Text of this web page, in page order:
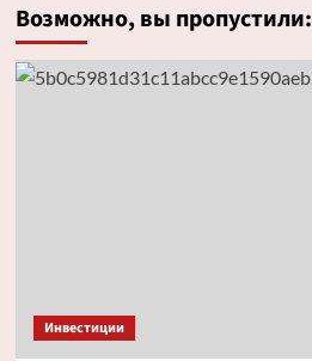
Возможно, вы пропустили:
Инвестиции